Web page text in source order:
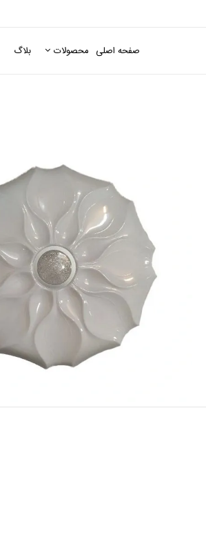
صفحه اصلی محصولات بلاگ